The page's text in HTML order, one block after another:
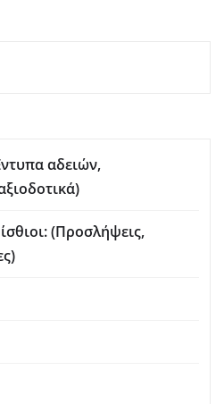
αδειών,
(Προσλήψεις,